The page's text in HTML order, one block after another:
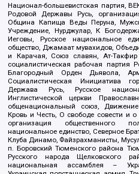
Национал-большевистская партия,
Родовой Державы Русь,
Община Капища Веды Перуна,
Учреждение, Нурджулар, К
Иеговы, Русское национальное
общество, Джамаат мувахидов,
и Карачая, Союз славян, Ат-
социалистическая рабочая партия
Благородный Орден Дьявола,
Социалистическая Инициатива
Держава Русь, Русское
Инглистической церкви
общенациональный союз,
Кровь и Честь, О свободе совести и
организация общественного
национальное единство, Северное
Клуба Динамо, Файзрахманисты,
п. Боровский Тюменского района
Русского народа Щелковского
национальная ассамблея –